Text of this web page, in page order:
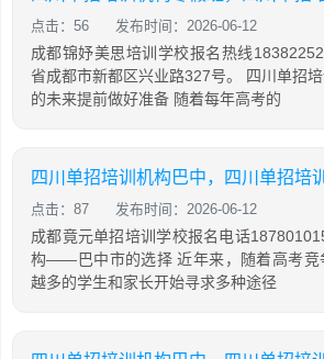
点击：56 发布时间：2026-06-12
成都锦妤美思培训学校报名热线
省成都市新都区兴业路327号。 四川单招
的未来提前做好准备 随着每年高考的
点击：87 发布时间：2026-06-12
成都竟元单招培训学校报名电话
构——巴中市的选择 近年来，随着高考竞
越多的学生和家长开始寻求多种途径